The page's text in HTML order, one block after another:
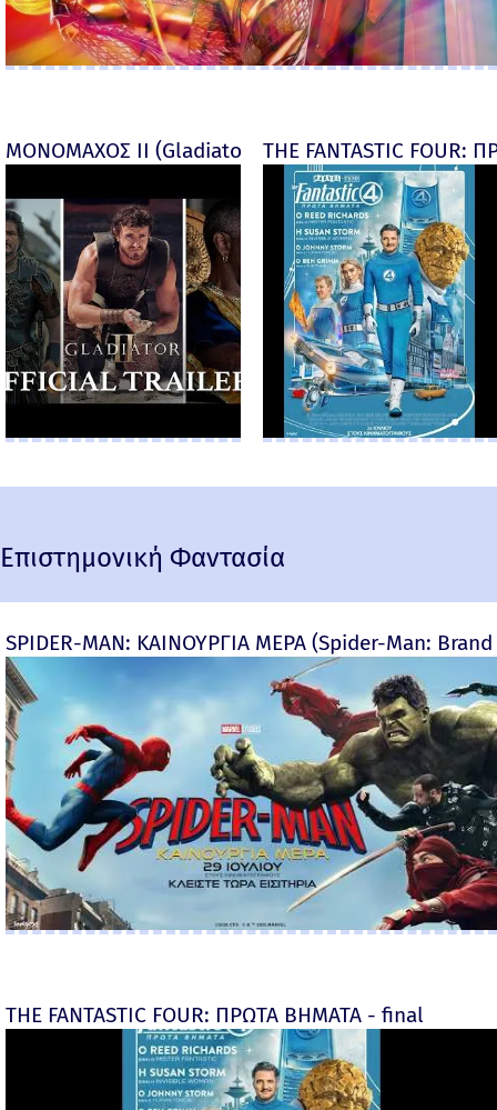
ΜΟΝΟΜΑΧΟΣ ΙΙ (Gladiator II) -THE FANTASTIC
Επιστημονική Φαντασία
SPIDER-MAN: ΚΑΙΝΟΥΡΓΙΑ ΜΕΡΑ (Spider-Man:
THE FANTASTIC FOUR: ΠΡΩΤΑ ΒΗΜΑΤΑ - final